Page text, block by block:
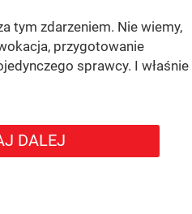
tym zdarzeniem. Nie wiemy,
przygotowanie
sprawcy. I właśnie
DALEJ